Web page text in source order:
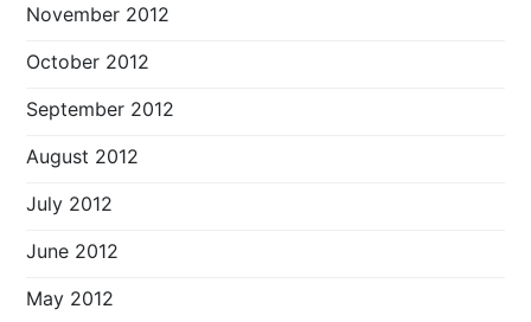
November 2012
October 2012
September 2012
August 2012
July 2012
June 2012
May 2012